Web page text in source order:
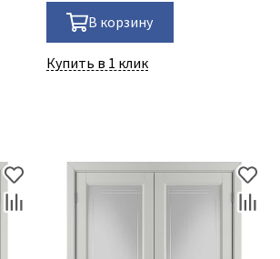
В корзину
Купить в 1 клик